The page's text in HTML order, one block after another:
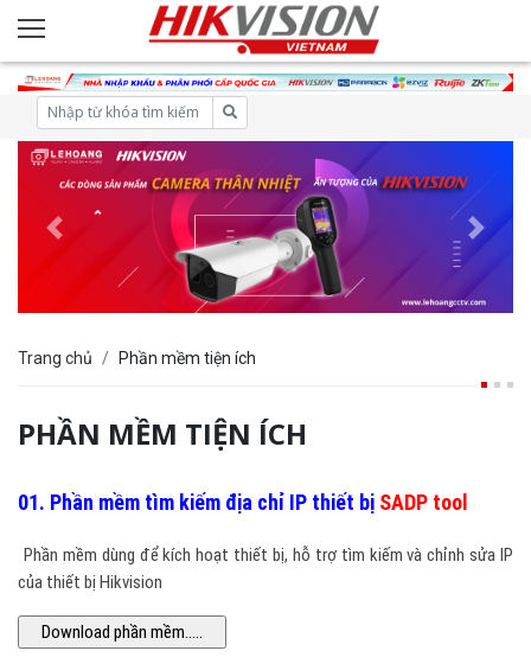
Trang chủ Phần mềm tiện ích
PHẦN MỀM TIỆN ÍCH
01. Phần mềm tìm kiếm địa chỉ IP thiết bị SADP tool
Phần mềm dùng để kích hoạt thiết bị, hỗ trợ tìm kiếm và chỉnh sửa IP
của thiết bị Hikvision